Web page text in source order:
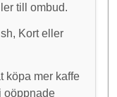
till ombud.
Kort eller
köpa mer kaffe
oöppnade